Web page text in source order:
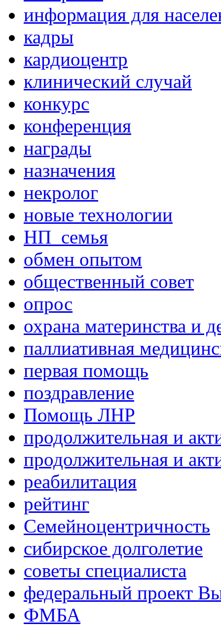
информация для
кадры
кардиоцентр
клинический случай
конкурс
конференция
награды
назначения
некролог
новые технологии
НП_семья
обмен опытом
общественный совет
опрос
охрана материнства и
паллиативная
первая помощь
поздравление
Помощь ЛНР
продолжительная и
продолжительная и
реабилитация
рейтинг
Семейноцентричность
сибирское долголетие
советы специалиста
федеральный проект
ФМБА